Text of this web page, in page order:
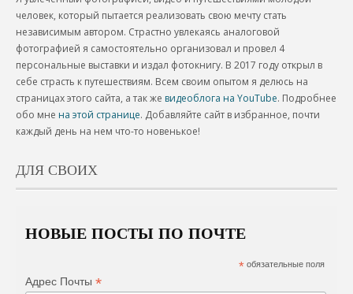
человек, который пытается реализовать свою мечту стать
независимым автором. Страстно увлекаясь аналоговой
фотографией я самостоятельно организовал и провел 4
персональные выставки и издал фотокнигу. В 2017 году открыл в
себе страсть к путешествиям. Всем своим опытом я делюсь на
страницах этого сайта, а так же видеоблога на YouTube. Подробнее
обо мне на этой странице. Добавляйте сайт в избранное, почти
каждый день на нем что-то новенькое!
ДЛЯ СВОИХ
НОВЫЕ ПОСТЫ ПО ПОЧТЕ
* обязательные поля
Адрес Почты*